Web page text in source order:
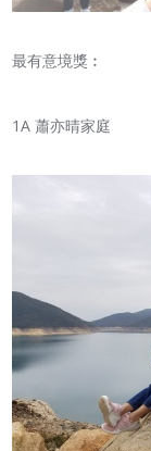
最有意境獎︰
1A 蕭亦晴家庭